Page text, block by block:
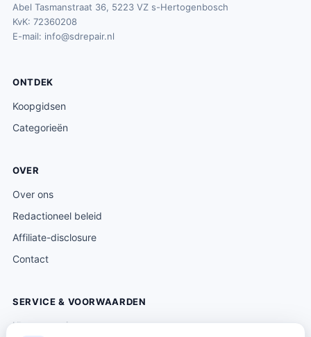
Abel Tasmanstraat 36, 5223 VZ s-Hertogenbosch
KvK: 72360208
E-mail: info@sdrepair.nl
ONTDEK
Koopgidsen
Categorieën
OVER
Over ons
Redactioneel beleid
Affiliate-disclosure
Contact
SERVICE & VOORWAARDEN
Klantenservice